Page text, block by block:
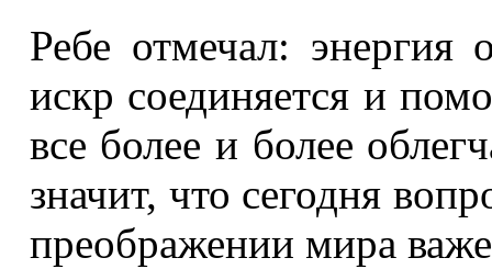
Ребе отмечал: энергия
искр соединяется и
все более и более
значит, что сегодня
преображении мира